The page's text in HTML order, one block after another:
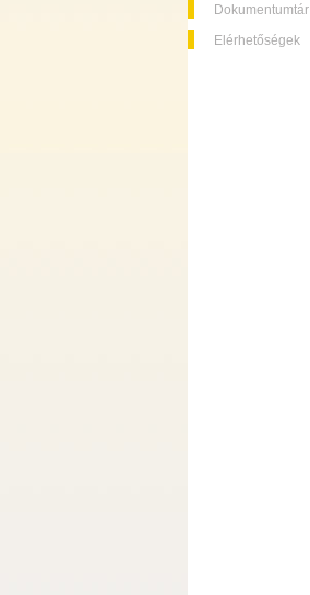
Dokumentumtár
Elérhetőségek